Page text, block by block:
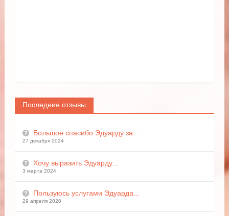
Последние отзывы
Большое спасибо Эдуарду за...
27 декабря 2024
Хочу выразить Эдуарду...
3 марта 2024
Пользуюсь услугами Эдуарда...
29 апреля 2020